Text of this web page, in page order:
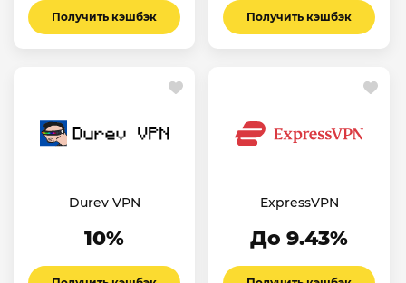
Получить кэшбэк Получить кэшбэк
Durev VPN
10%
ExpressVPN
До 9.43%